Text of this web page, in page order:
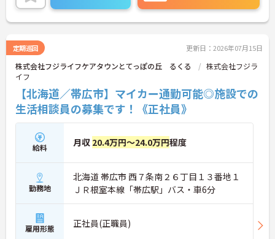
定期巡回 更新日：2026年07月15日
株式会社フジライフケアタウンとてっぽの丘 るくる
株式会社フジラ
イフ
【北海道／帯広市】マイカー通勤可能◎施設での
生活相談員の募集です！《正社員》
給料 月収 20.4万円～24.0万円程度
勤務地
北海道 帯広市 西７条南２６丁目１３番地１
ＪＲ根室本線「帯広駅」バス・車6分
雇用形態 正社員(正職員)